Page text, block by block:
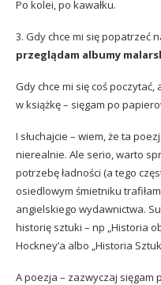
Po kolei, po kawałku.
3. Gdy chce mi się popatrzeć
przeglądam albumy
Gdy chce mi się coś poczytać,
w książkę – sięgam po
I słuchajcie – wiem, że ta
nierealnie. Ale serio, warto
potrzebę ładności (a tego
osiedlowym śmietniku
angielskiego wydawnictwa.
historię sztuki – np „Historia
Hockney’a albo „Historia
A poezja – zazwyczaj sięgam